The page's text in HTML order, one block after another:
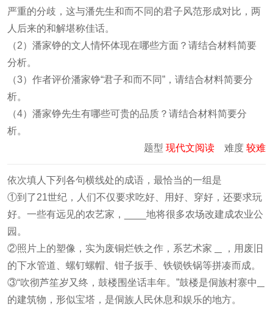
严重的分歧，这与潘先生和而不同的君子风范形成对比，两
人后来的和解堪称佳话。
（2）潘家铮的文人情怀体现在哪些方面？请结合材料简要
分析。
（3）作者评价潘家铮“君子和而不同”，请结合材料简要分
析。
（4）潘家铮先生有哪些可贵的品质？请结合材料简要分
析。
题型 现代文阅读 难度 较难
依次填人下列各句横线处的成语，最恰当的一组是
①到了21世纪，人们不仅要求吃好、用好、穿好，还要求玩
好。一些有远见的农艺家，____地将很多农场改建成农业公
园。
②照片上的塑像，实为废铜烂铁之作，系艺术家
，用废旧
的下水管道、螺钉螺帽、钳子扳手、铁锁铁锅等拼凑而成。
③“吹彻芦笙岁又终，鼓楼围坐话丰年。”鼓楼是侗族村寨中
的建筑物，形似宝塔，是侗族人民休息和娱乐的地方。